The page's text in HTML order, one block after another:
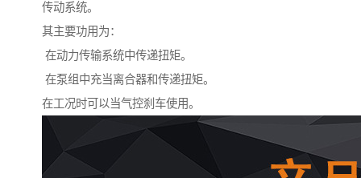
传动系统。
其主要功用为：
在动力传输系统中传递扭矩。
在泵组中充当离合器和传递扭矩。
在工况时可以当气控刹车使用。